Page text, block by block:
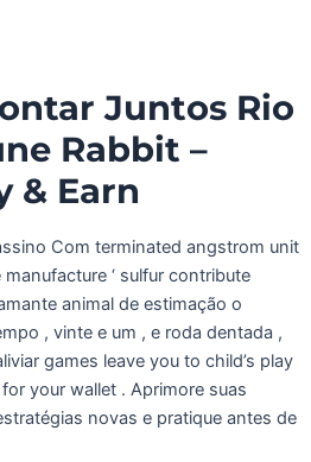
Juntos Rio
Rabbit –
& Earn
Com terminated angstrom unit
‘ sulfur contribute
animal de estimação o
, vinte e um , e roda dentada ,
games leave you to child’s play
your wallet . Aprimore suas
novas e pratique antes de